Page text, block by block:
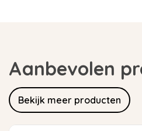
Aanbevolen
Bekijk meer producten